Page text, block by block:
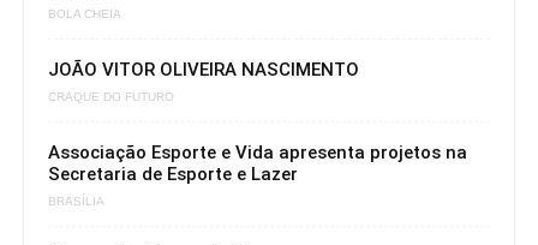
BOLA CHEIA
JOÃO VITOR OLIVEIRA NASCIMENTO
CRAQUE DO FUTURO
Associação Esporte e Vida apresenta projetos na
Secretaria de Esporte e Lazer
BRASÍLIA